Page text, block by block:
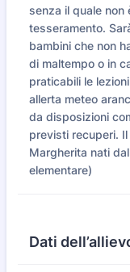
senza il quale non
tesseramento.
bambini che non
di maltempo o in
praticabili le
allerta meteo
da disposizioni
previsti recuperi.
Margherita nati
elementare)
Dati